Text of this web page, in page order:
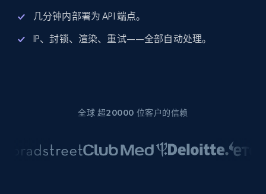
几分钟内部署为 API 端点。
IP、封锁、渲染、重试——全部自动处理。
全球 超20000 位客户的信赖